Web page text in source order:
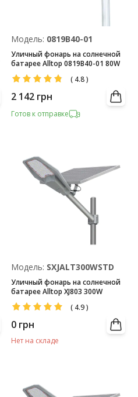
Модель: 0819В40-01
Уличный фонарь на солнечной
батарее Alltop 0819В40-01 80W
( 4.8)
2 142 грн
Готов к отправке
Модель: SXJALT300WSTD
Уличный фонарь на солнечной
батарее Alltop XJ803 300W
( 4.9)
0 грн
Нет на складе